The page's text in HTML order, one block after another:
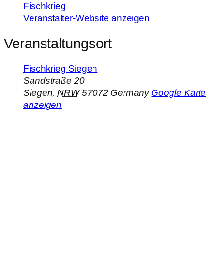
Fischkrieg
Veranstalter-Website anzeigen
Veranstaltungsort
Fischkrieg Siegen
Sandstraße 20
Siegen, NRW 57072 Germany Google Karte
anzeigen